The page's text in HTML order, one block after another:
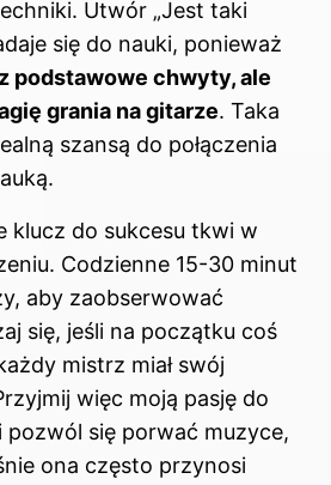
Utwór „Jest taki
się do nauki, ponieważ
podstawowe chwyty, ale
grania na gitarze. Taka
szansą do połączenia
klucz do sukcesu tkwi w
Codzienne 15-30 minut
aby zaobserwować
się, jeśli na początku coś
mistrz miał swój
więc moją pasję do
pozwól się porwać muzyce,
ona często przynosi